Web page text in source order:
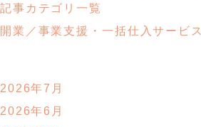
記事カテゴリ一覧
開業／事業支援・ 一括仕入サービス
2026年7月
2026年6月